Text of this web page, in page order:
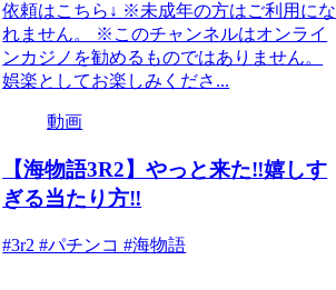
依頼はこちら↓ ※未成年の方はご利用にな
れません。 ※このチャンネルはオンライ
ンカジノを勧めるものではありません。
娯楽としてお楽しみくださ...
動画
【海物語3R2】やっと来た‼︎嬉しす
ぎる当たり方‼︎
#3r2 #パチンコ #海物語